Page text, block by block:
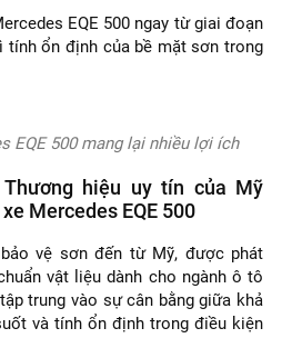
EQE 500 ngay từ giai đoạn
tính ổn định của bề mặt sơn trong
EQE 500 mang lại nhiều lợi ích
hiệu uy tín của Mỹ
Mercedes EQE 500
vệ sơn đến từ Mỹ, được phát
vật liệu dành cho ngành ô tô
trung vào sự cân bằng giữa khả
và tính ổn định trong điều kiện